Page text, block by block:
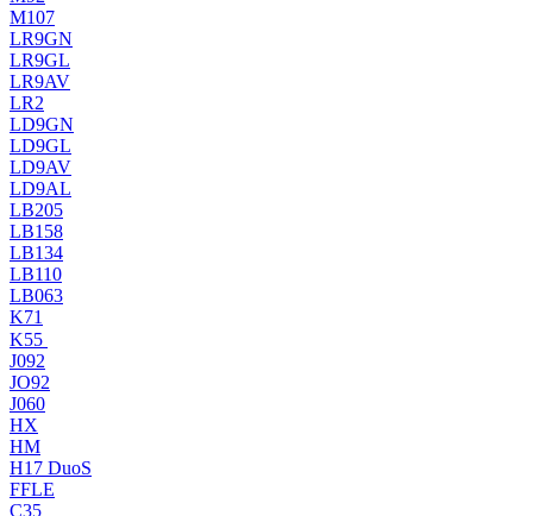
M107
LR9GN
LR9GL
LR9AV
LR2
LD9GN
LD9GL
LD9AV
LD9AL
LB205
LB158
LB134
LB110
LB063
K71
K55
J092
JO92
J060
HX
HM
H17 DuoS
FFLE
C35